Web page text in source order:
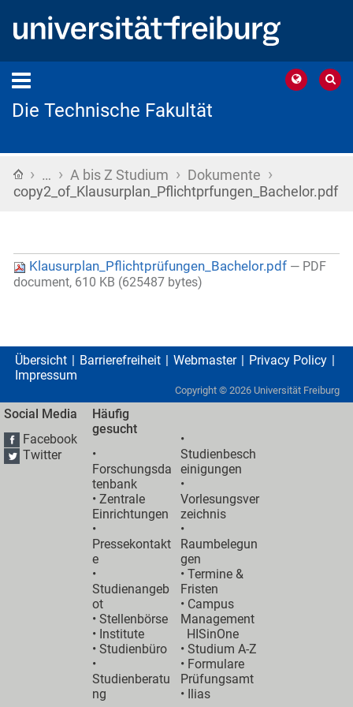
Die Technische Fakultät
Startseite
› … › A bis Z Studium › Dokumente ›
copy2_of_Klausurplan_Pflichtprfungen_Bachelor.pdf
Klausurplan_Pflichtprüfungen_Bachelor.pdf — PDF
document, 610 KB (625487 bytes)
Übersicht Barrierefreiheit Webmaster
Privacy Policy
Impressum
Copyright © 2026 Universität Freiburg
Social Media
Facebook
Twitter
Häufig
gesucht
•
Forschungsda
tenbank
•Zentrale
Einrichtungen
•
Pressekontakt
e
•
Studienangeb
ot
•Stellenbörse
• Institute
•Studienbüro
•
Studienberatu
ng
•
Studienbesch
einigungen
•
Vorlesungsver
zeichnis
•
Raumbelegun
gen
•Termine &
Fristen
• Campus
Management
HISinOne
•Studium A-Z
• Formulare
Prüfungsamt
• Ilias